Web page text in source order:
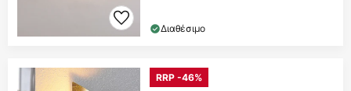
Διαθέσιμο
RRP -46%